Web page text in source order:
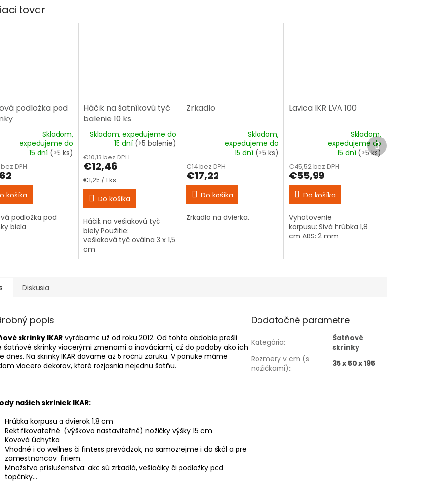
tovar
podložka pod
Skladom,
expedujeme do
15 dní (>5 ks)
DPH
košíka
podložka pod
biela
Háčik na šatníkovú tyč
balenie 10 ks
Skladom, expedujeme do
15 dní (>5 balenie)
€10,13 bez DPH
€12,46
Jednotková
cena:
€1,25 / 1 ks
Do košíka
Háčik na vešiakovú tyč
biely Použitie:
vešiaková tyč oválna 3 x 1,5
cm
Zrkadlo
produktu
je
5,0
Skladom,
expedujeme do
15 dní (>5 ks)
€14 bez DPH
€17,22
Do košíka
Zrkadlo na dvierka.
Lavica IKR LVA 100
produktu
je
5,0
Skladom,
expedujeme do
15 dní (>5 ks)
€45,52 bez DPH
€55,99
Do košíka
Vyhotovenie
korpusu: Sivá hrúbka 1,8
cm ABS: 2 mm
Ďalší
produkt
Diskusia
popis
skrinky IKAR vyrábame už od roku 2012. Od tohto obdobia prešli
šatňové skrinky viacerými zmenami a inováciami, až do podoby ako ich
dnes. Na skrinky IKAR dávame až 5 ročnú záruku. V ponuke máme
viacero dekorov, ktoré rozjasnia nejednu šatňu.
našich skriniek IKAR:
Hrúbka korpusu a dvierok 1,8 cm
Rektifikovateľné (výškovo nastaviteľné) nožičky výšky 15 cm
Kovová úchytka
Vhodné i do wellnes či fintess prevádzok, no samozrejme i do škôl a pre
zamestnancov firiem.
Množstvo príslušenstva: ako sú zrkadlá, vešiačiky či podložky pod
topánky...
Dodatočné parametre
Kategória:
Šatňové
skrinky
Rozmery v cm (s
nožičkami):: 35 x 50 x 195